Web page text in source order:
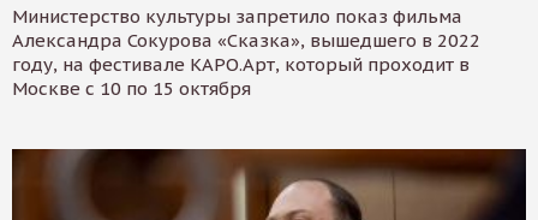
Министерство культуры запретило показ фильма
Александра Сокурова «Сказка», вышедшего в 2022
году, на фестивале КАРО.Арт, который проходит в
Москве с 10 по 15 октября